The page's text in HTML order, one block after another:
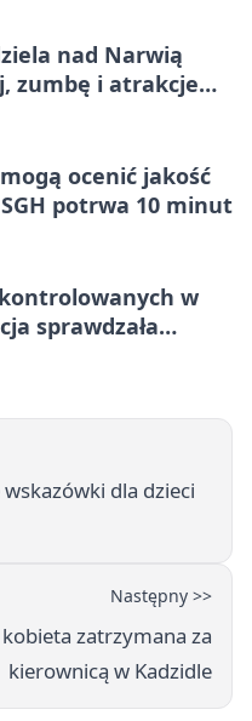
nad Narwią
zumbę i atrakcje
ocenić jakość
potrwa 10 minut
w
sprawdzała
dla dzieci
Następny >>
zatrzymana za
kierownicą w Kadzidle